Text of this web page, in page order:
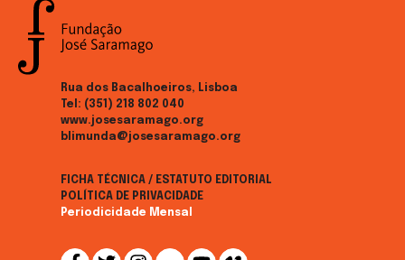
Rua dos Bacalhoeiros, Lisboa
Tel: (351) 218 802 040
www.josesaramago.org
blimunda@josesaramago.org
FICHA TÉCNICA / ESTATUTO EDITORIAL
POLÍTICA DE PRIVACIDADE
Periodicidade Mensal